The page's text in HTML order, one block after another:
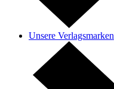
Unsere Verlagsmarken